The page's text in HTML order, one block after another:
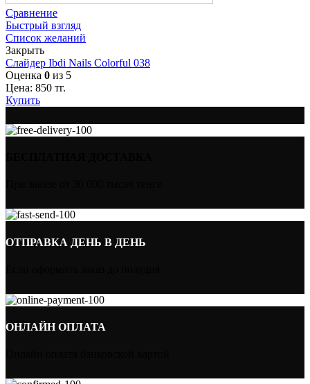
Сравнение
Быстрый взгляд
Список желаний
Закрыть
Слайдер Ibdi Nails Colorful 038
Оценка 0 из 5
Цена: 850 тг.
Купить
ОТПРАВКА ДЕНЬ В ДЕНЬ
ОНЛАЙН ОПЛАТА